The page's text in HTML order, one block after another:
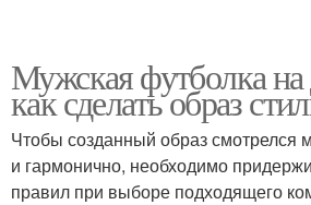
Мужская футболка
как сделать образ
Чтобы созданный образ смотрелся
и гармонично, необходимо
правил при выборе подходящего